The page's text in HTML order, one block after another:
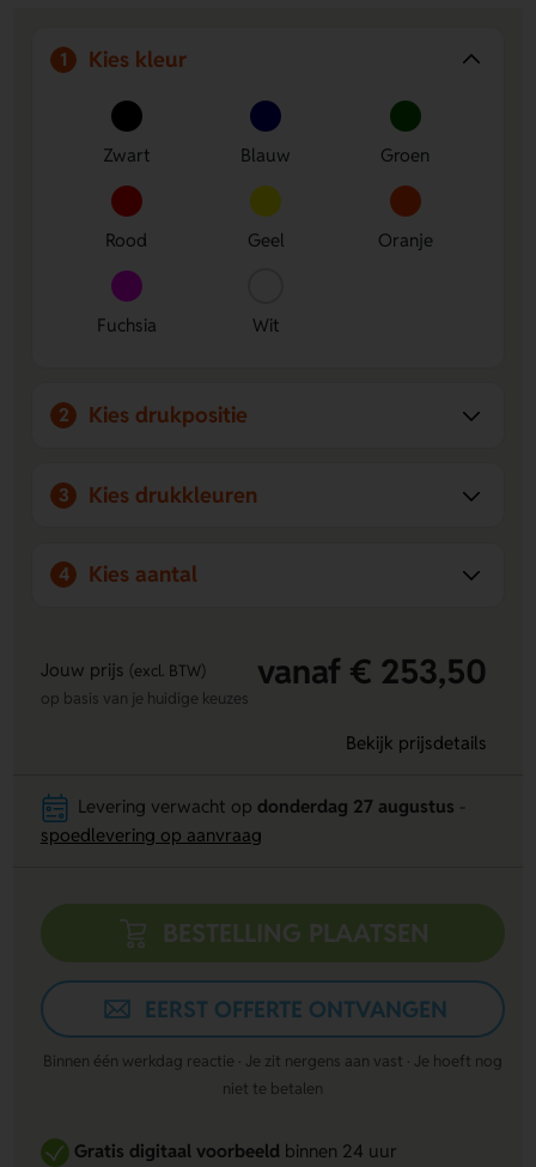
1 Kies kleur
Zwart Blauw Groen
Rood Geel Oranje
Fuchsia Wit
2 Kies drukpositie
3 Kies drukkleuren
4 Kies aantal
Jouw prijs (excl. BTW) vanaf € 253,50
op basis van je huidige keuzes
Bekijk prijsdetails
Levering verwacht op donderdag 27 augustus
spoedlevering op aanvraag
BESTELLING PLAATSEN
EERST OFFERTE ONTVANGEN
Binnen één werkdag reactie · Je zit nergens aan vast · Je hoeft nog
niet te betalen
Gratis digitaal voorbeeldbinnen 24 uur